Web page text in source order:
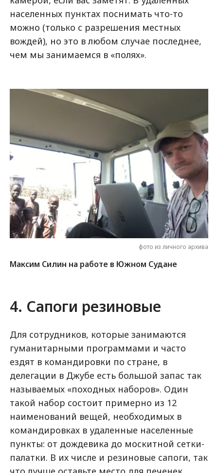
населенных пунктах поснимать что-то
можно (только с разрешения местных
вождей), но это в любом случае последнее,
чем мы занимаемся в «полях».
фото из личного архива
Максим Силин на работе в Южном Судане
4. Сапоги резиновые
Для сотрудников, которые занимаются
гуманитарными программами и часто
ездят в командировки по стране, в
делегации в Джубе есть большой запас так
называемых «походных наборов». Один
такой набор состоит примерно из 12
наименований вещей, необходимых в
командировках в удаленные населенные
пункты: от дождевика до москитной сетки-
палатки. В их числе и резиновые сапоги, так